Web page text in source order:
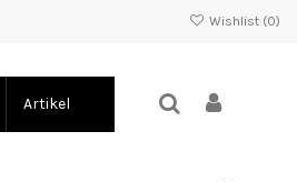
Wishlist (0)
Artikel